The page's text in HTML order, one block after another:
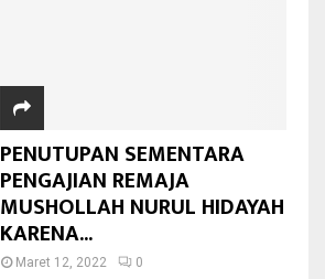
PENUTUPAN SEMENTARA
PENGAJIAN REMAJA
MUSHOLLAH NURUL HIDAYAH
KARENA...
Maret 12, 2022 0